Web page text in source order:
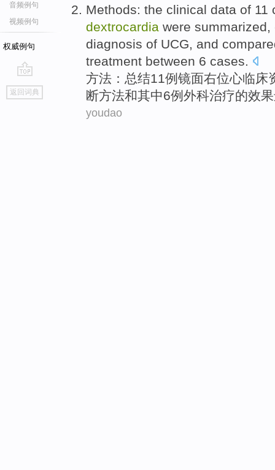
音频例句
视频例句
权威例句
go
top
返回词典
Methods: the clinical data of 11
dextrocardia were summarized,
diagnosis of UCG, and
treatment between 6 cases.
方法 ： 总结11例 镜面右位心临床
断方法和其中6例 外科治疗的效果
youdao